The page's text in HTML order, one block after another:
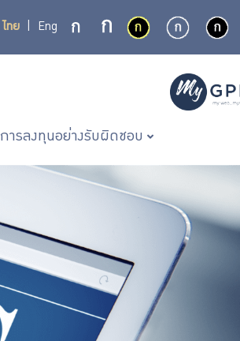
ไทย Eng
การลงทุนอย่างรับผิดชอบ